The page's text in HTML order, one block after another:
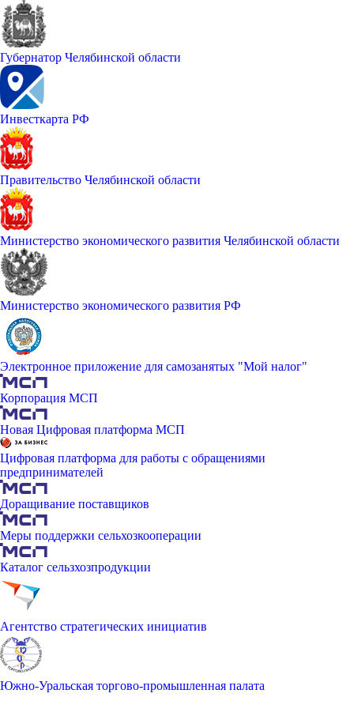
Губернатор Челябинской области
Инвесткарта РФ
Правительство Челябинской области
Министерство экономического развития Челябинской области
Министерство экономического развития РФ
Электронное приложение для самозанятых "Мой налог"
Корпорация МСП
Новая Цифровая платформа МСП
Цифровая платформа для работы с обращениями
предпринимателей
Доращивание поставщиков
Меры поддержки сельхозкооперации
Каталог сельзхозпродукции
Агентство стратегических инициатив
Южно-Уральская торгово-промышленная палата